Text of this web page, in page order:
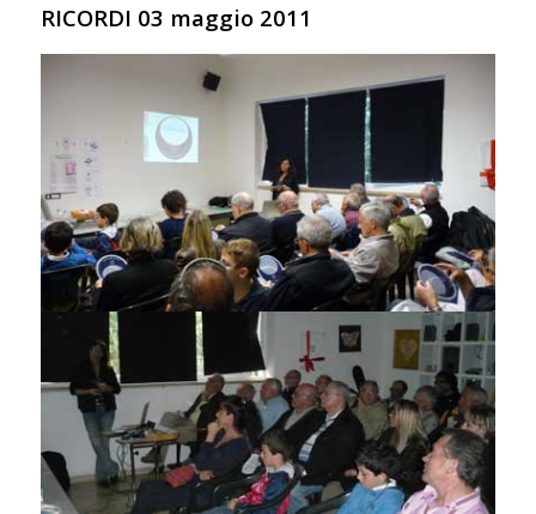
RICORDI 03 maggio 2011